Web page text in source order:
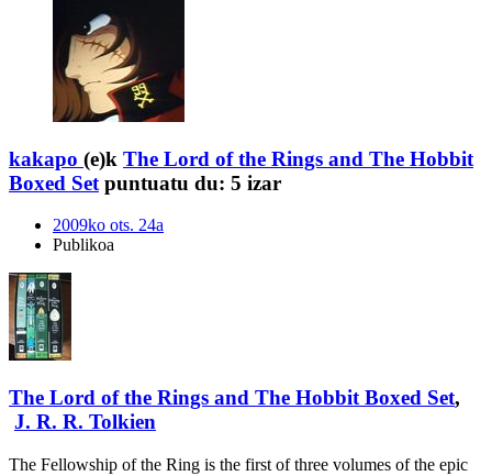
kakapo (e)k The Lord of the Rings and The Hobbit
Boxed Set puntuatu du: 5 izar
2009ko ots. 24a
Publikoa
The Lord of the Rings and The Hobbit Boxed Set,
J. R. R. Tolkien
The Fellowship of the Ring is the first of three volumes of the epic